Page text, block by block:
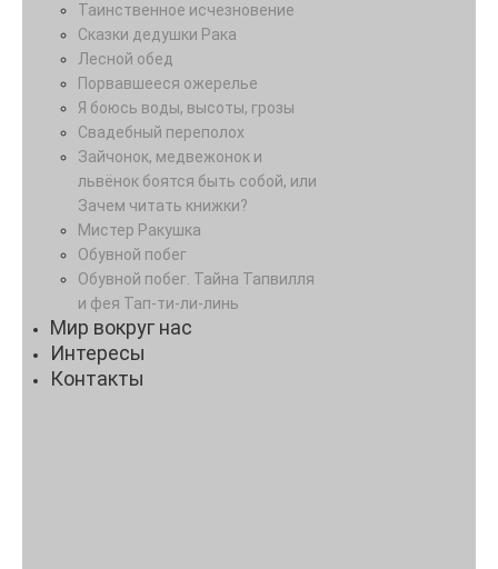
Таинственное исчезновение
Сказки дедушки Рака
Лесной обед
Порвавшееся ожерелье
Я боюсь воды, высоты, грозы
Свадебный переполох
Зайчонок, медвежонок и
львёнок боятся быть собой, или
Зачем читать книжки?
Мистер Ракушка
Обувной побег
Обувной побег. Тайна Тапвилля
и фея Тап-ти-ли-линь
Мир вокруг нас
Интересы
Контакты